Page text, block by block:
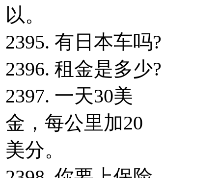
以。
2395. 有日本车吗?
2396. 租金是多少?
2397. 一天30美
金，每公里加20
美分。